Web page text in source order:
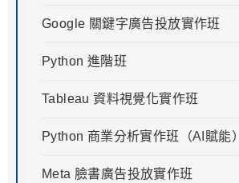
Google 關鍵字廣告投放實作班
Python 進階班
Tableau 資料視覺化實作班
Python 商業分析實作班（AI賦能）
Meta 臉書廣告投放實作班